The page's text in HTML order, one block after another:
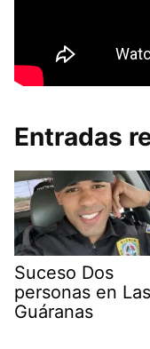
Entradas
Suceso Dos
personas en Las
Guáranas